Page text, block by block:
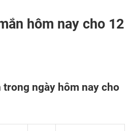
hôm nay cho 12
trong ngày hôm nay cho